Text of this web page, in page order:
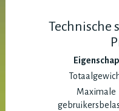
Technische
Eigenschap
Maximale